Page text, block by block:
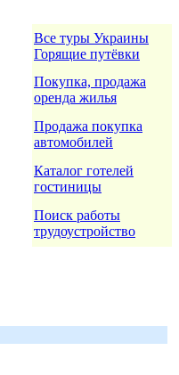
Все туры Украины
Горящие путёвки
Покупка, продажа
оренда жилья
Продажа покупка
автомобилей
Каталог готелей
гостиницы
Поиск работы
трудоустройство